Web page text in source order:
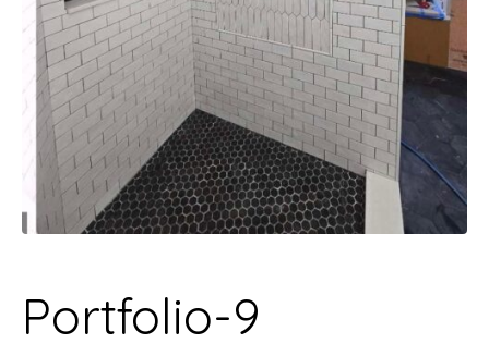
Portfolio-9